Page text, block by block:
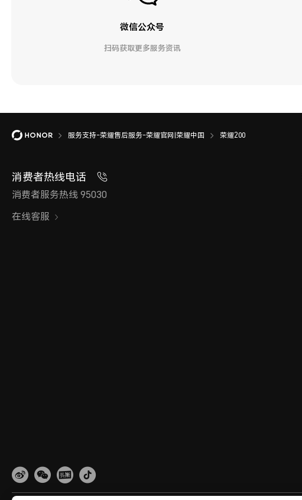
微信公众号
扫码获取更多服务资讯
服务支持-荣耀售后服务-荣耀官网|荣耀中国 荣耀200
消费者热线电话
消费者服务热线 95030
在线客服